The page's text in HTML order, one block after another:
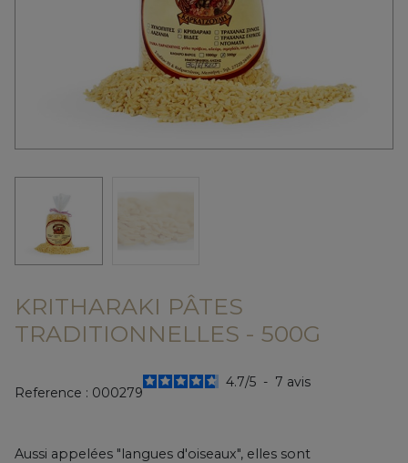
KRITHARAKI PÂTES
TRADITIONNELLES - 500G
Reference : 000279
4.7/5 - 7 avis
Aussi appelées "langues d'oiseaux", elles sont